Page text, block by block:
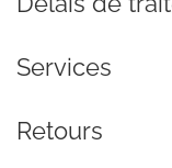
Labradorite
Services
Retours